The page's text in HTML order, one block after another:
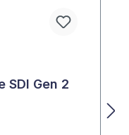
SDI Gen 2